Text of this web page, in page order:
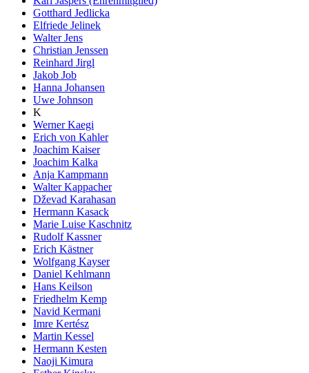
Gotthard Jedlicka
Elfriede Jelinek
Walter Jens
Christian Jenssen
Reinhard Jirgl
Jakob Job
Hanna Johansen
Uwe Johnson
K
Werner Kaegi
Erich von Kahler
Joachim Kaiser
Joachim Kalka
Anja Kampmann
Walter Kappacher
Dževad Karahasan
Hermann Kasack
Marie Luise Kaschnitz
Rudolf Kassner
Erich Kästner
Wolfgang Kayser
Daniel Kehlmann
Hans Keilson
Friedhelm Kemp
Navid Kermani
Imre Kertész
Martin Kessel
Hermann Kesten
Naoji Kimura